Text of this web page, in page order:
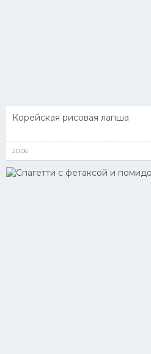
Корейская рисовая лапша
20.06